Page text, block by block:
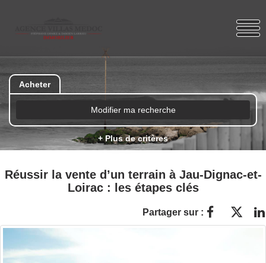
Acheter
Modifier ma recherche
+ Plus de critères
Réussir la vente d’un terrain à Jau-Dignac-et-
Loirac : les étapes clés
Partager sur :